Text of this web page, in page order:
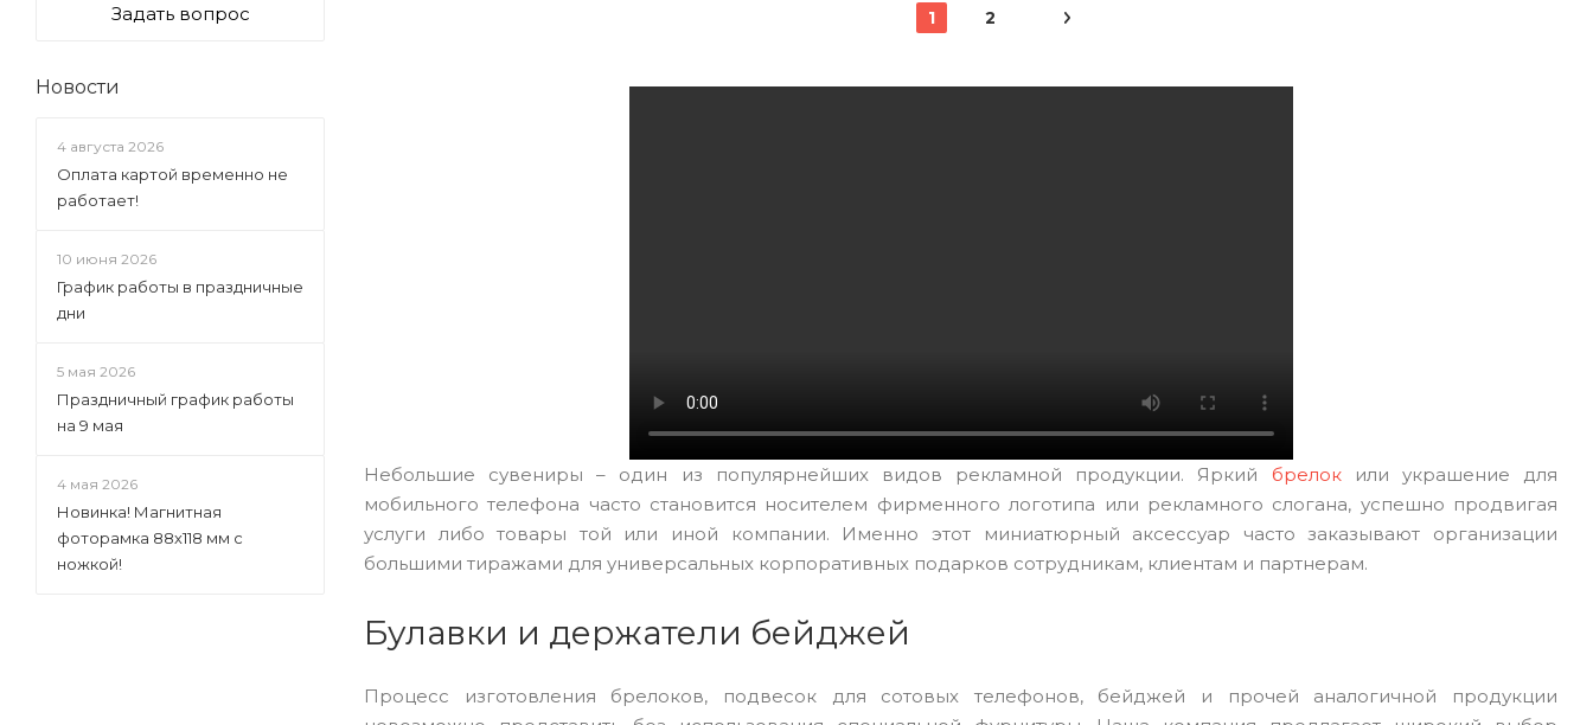
1 2
Небольшие сувениры – один из популярнейших видов рекламной продукции. Яркий брелокили украшение для
мобильного телефона часто становится носителем фирменного логотипа или рекламного слогана, успешно продвигая
услуги либо товары той или иной компании. Именно этот миниатюрный аксессуар часто заказывают организации
большими тиражами для универсальных корпоративных подарков сотрудникам, клиентам и партнерам.
Булавки и держатели бейджей
Процесс изготовления брелоков, подвесок для сотовых телефонов, бейджей и прочей аналогичной продукции
Задать вопрос
Новости
4 августа 2026
Оплата картой временно не
работает!
10 июня 2026
График работы в праздничные
дни
5 мая 2026
Праздничный график работы
на 9 мая
4 мая 2026
Новинка! Магнитная
фоторамка 88х118 мм с
ножкой!